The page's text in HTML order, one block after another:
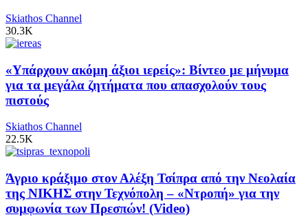
Skiathos Channel
30.3K
«Υπάρχουν ακόμη άξιοι ιερείς»: Βίντεο με μήνυμα
για τα μεγάλα ζητήματα που απασχολούν τους
πιστούς
Skiathos Channel
22.5K
Άγριο κράξιμο στον Αλέξη Τσίπρα από την Νεολαία
της ΝΙΚΗΣ στην Τεχνόπολη – «Ντροπή» για την
συμφωνία των Πρεσπών! (Video)